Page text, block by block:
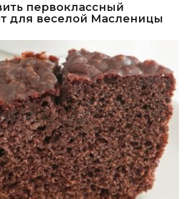
первоклассный
для веселой Масленицы